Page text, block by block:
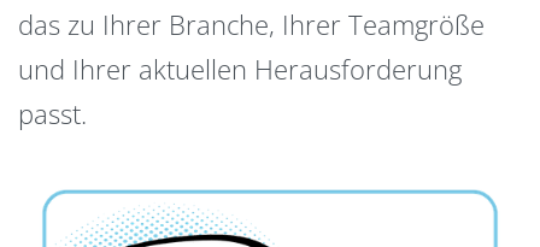
das zu Ihrer Branche, Ihrer Teamgröße
und Ihrer aktuellen Herausforderung
passt.